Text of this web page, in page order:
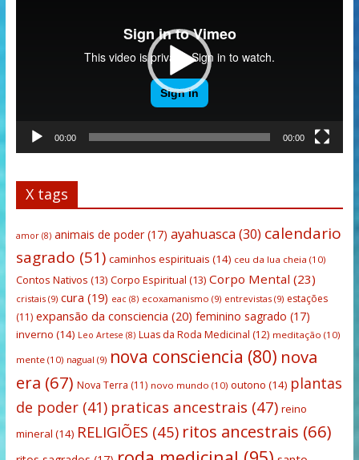
00:00 00:00
X tags
amor(8) animais de poder(17) ayahuasca(30) calendario
sagrado (51) caminhos espirituais (14) ceu da lua cheia (10)
Contos Nativos (13) Corpo Espiritual (13) Corpo Mental (23)
cristais(9) cura (19) eac(8) ecoxamanismo (9) entrevistas(9) estações
(11) expansão da consciencia (20) feminino sagrado (17)
inverno (14) Leo Artese (8) Luas da Roda Medicinal (12) meditação (10)
mente(10) nagual (9) nova consciencia (80) nova
era (67) Nova Terra (11) novo mundo (10) outono (14) plantas
de poder(41) praticas ancestrais (47) reino
mineral (14) RELIGIÕES (45) ritos ancestrais (66)